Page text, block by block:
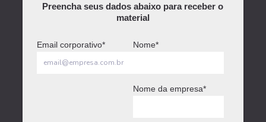
Preencha seus dados abaixo para receber o
material
Email corporativo* Nome*
Nome da empresa*